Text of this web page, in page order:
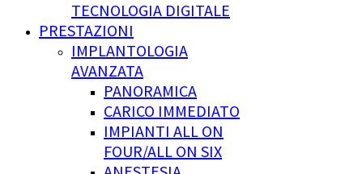
TECNOLOGIA DIGITALE
PRESTAZIONI
IMPLANTOLOGIA
AVANZATA
PANORAMICA
CARICO IMMEDIATO
IMPIANTI ALL ON
FOUR/ALL ON SIX